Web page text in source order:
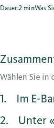
Wie kann ich
Dauer:2 minWas
Wählen Sie in
1
Im E-
2
Unter